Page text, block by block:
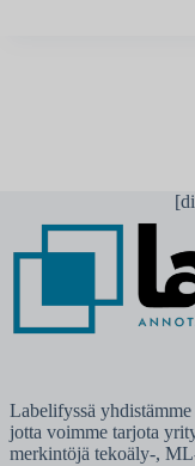
Labelifyssä
jotta voimme tarjota
merkintöjä tekoäly-,